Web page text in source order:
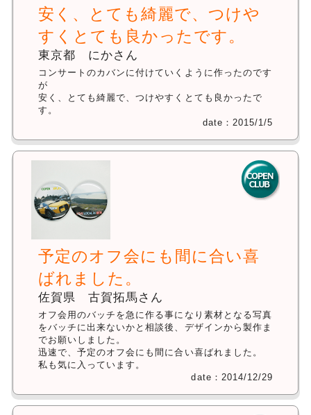
安く、とても綺麗で、つけや
すくとても良かったです。
東京都 にかさん
コンサートのカバンに付けていくように作ったのです
が
安く、とても綺麗で、つけやすくとても良かったで
す。
date：2015/1/5
予定のオフ会にも間に合い喜
ばれました。
佐賀県 古賀拓馬さん
オフ会用のバッチを急に作る事になり素材となる写真
をバッチに出来ないかと相談後、デザインから製作ま
でお願いしました。
迅速で、予定のオフ会にも間に合い喜ばれました。
私も気に入っています。
date：2014/12/29